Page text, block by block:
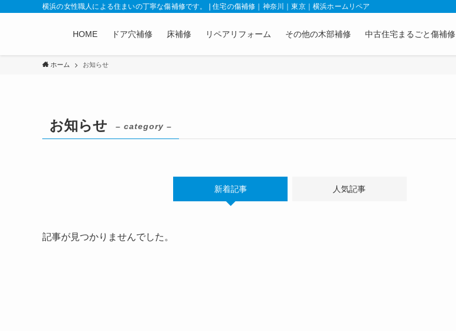
横浜の女性職人による住まいの丁寧な傷補修です。 | 住宅の傷補修｜神奈川｜東京｜横浜ホームリペア
HOME ドア穴補修 床補修 リペアリフォーム その他の木部補修 中古住宅まるごと傷補修
ホーム お知らせ
お知らせ – category –
新着記事 人気記事
記事が見つかりませんでした。